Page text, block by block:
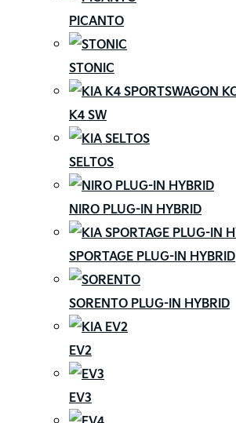
PICANTO
STONIC
K4 SW
SELTOS
NIRO PLUG-IN HYBRID
SPORTAGE PLUG-IN HYBRID
SORENTO PLUG-IN HYBRID
EV2
EV3